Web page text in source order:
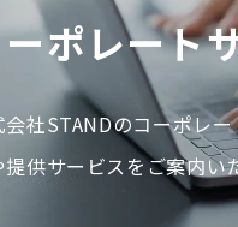
ポレート
会社STANDのコーポレ
提供サービスをご案内い